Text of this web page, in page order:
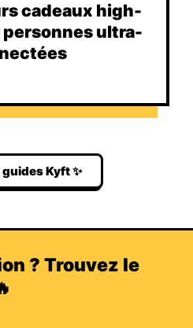
cadeaux high-
ultra-
Kyft ✨
? Trouvez le